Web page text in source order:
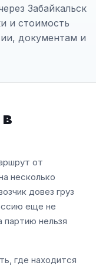
Забайкальск
и стоимость
документам и
от
несколько
довез груз
еще не
партию нельзя
где находится